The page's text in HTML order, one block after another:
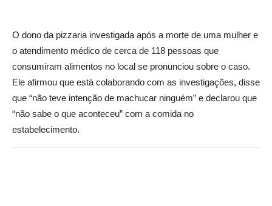
O dono da pizzaria investigada após a morte de uma mulher e
o atendimento médico de cerca de 118 pessoas que
consumiram alimentos no local se pronunciou sobre o caso.
Ele afirmou que está colaborando com as investigações, disse
que “não teve intenção de machucar ninguém” e declarou que
“não sabe o que aconteceu” com a comida no
estabelecimento.